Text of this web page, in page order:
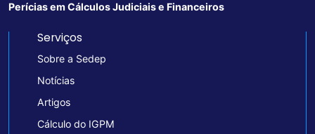
Perícias em Cálculos Judiciais e Financeiros
Serviços
Sobre a Sedep
Notícias
Artigos
Cálculo do IGPM